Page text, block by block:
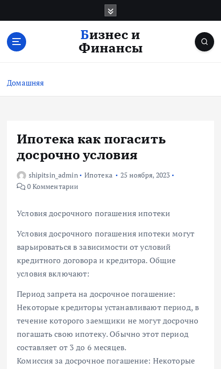
с
Бизнес и
Финансы
Домашняя
Ипотека как погасить
досрочно условия
shipitsin_admin Ипотека
25 ноября, 2023
0 Комментарии
Условия досрочного погашения ипотеки
Условия досрочного погашения ипотеки могут
варьироваться в зависимости от условий
кредитного договора и кредитора. Общие
условия включают:
Период запрета на досрочное погашение:
Некоторые кредиторы устанавливают период, в
течение которого заемщики не могут досрочно
погашать свою ипотеку. Обычно этот период
составляет от 3 до 6 месяцев.
Комиссия за досрочное погашение: Некоторые